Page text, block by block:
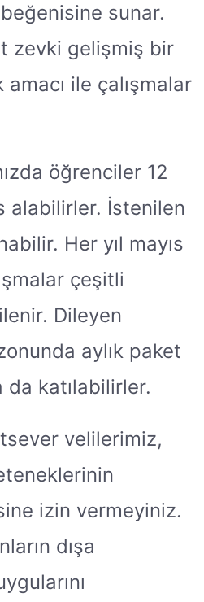
sunar.
zevki gelişmiş bir
ile çalışmalar
öğrenciler 12
alabilirler. İstenilen
Her yıl mayıs
çeşitli
Dileyen
aylık paket
da katılabilirler.
velilerimiz,
izin vermeyiniz.
dışa